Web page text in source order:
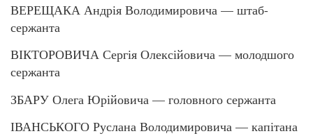
ВЕРЕЩАКА Андрія Володимировича — штаб-
сержанта
ВІКТОРОВИЧА Сергія Олексійовича — молодшого
сержанта
ЗБАРУ Олега Юрійовича — головного сержанта
ІВАНСЬКОГО Руслана Володимировича — капітана